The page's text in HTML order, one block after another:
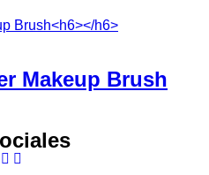
Makeup Brush